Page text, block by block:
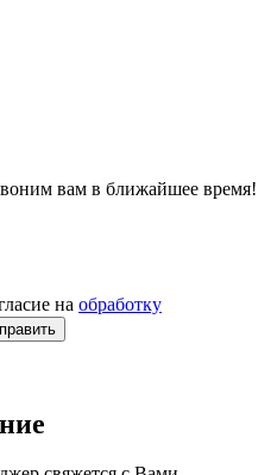
вам в ближайшее время!
на обработку